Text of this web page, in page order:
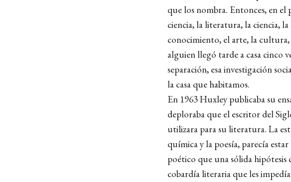
que los nombra. Entonces, en
ciencia, la literatura, la ciencia,
conocimiento, el arte, la cultura,
alguien llegó tarde a casa cinco
separación, esa investigación
la casa que habitamos.
En 1963 Huxley publicaba su
deploraba que el escritor del
utilizara para su literatura. La
química y la poesía, parecía
poético que una sólida hipótesis
cobardía literaria que les